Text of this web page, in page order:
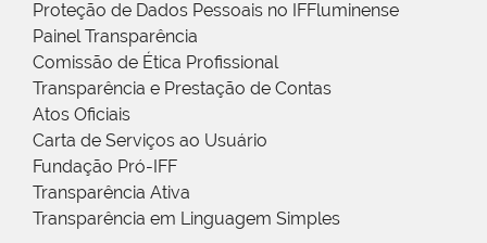
Proteção de Dados Pessoais no IFFluminense
Painel Transparência
Comissão de Ética Profissional
Transparência e Prestação de Contas
Atos Oficiais
Carta de Serviços ao Usuário
Fundação Pró-IFF
Transparência Ativa
Transparência em Linguagem Simples